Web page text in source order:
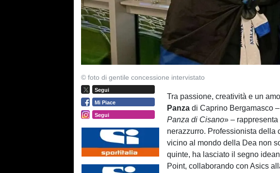
© foto di gentile concessione intervistato
Segui
Mi Piace
Segui
Tra passione, creatività e un
Panzadi Caprino Bergamasco
Panza di Cisano» –
nerazzurro. Professionista della
vicino al mondo della Dea non
quinte, ha lasciato il segno
Point, collaborando con Asics